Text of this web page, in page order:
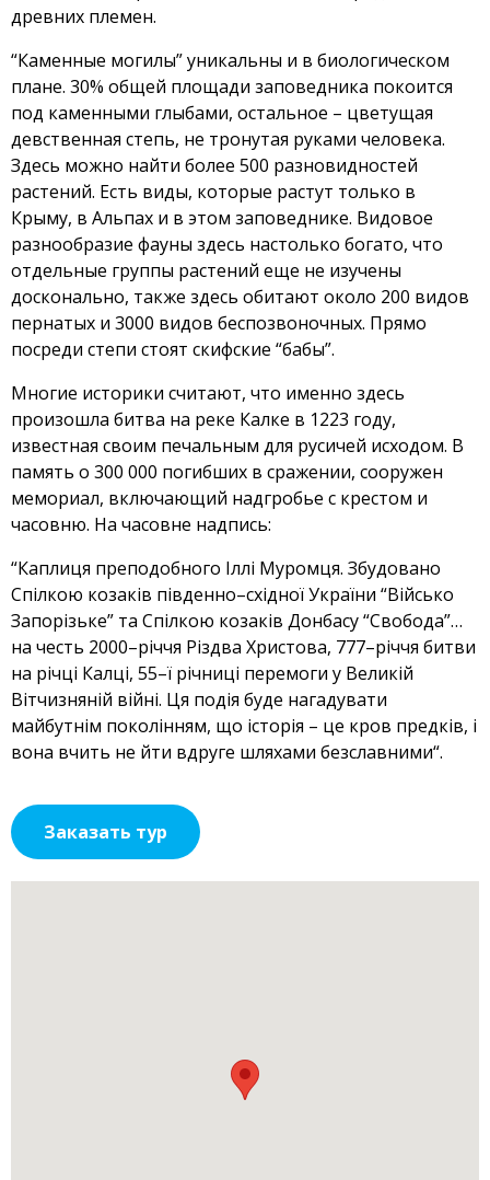
древних племен.
“Каменные могилы” уникальны и в биологическом
плане. 30% общей площади заповедника покоится
под каменными глыбами, остальное – цветущая
девственная степь, не тронутая руками человека.
Здесь можно найти более 500 разновидностей
растений. Есть виды, которые растут только в
Крыму, в Альпах и в этом заповеднике. Видовое
разнообразие фауны здесь настолько богато, что
отдельные группы растений еще не изучены
досконально, также здесь обитают около 200 видов
пернатых и 3000 видов беспозвоночных. Прямо
посреди степи стоят скифские “бабы”.
Многие историки считают, что именно здесь
произошла битва на реке Калке в 1223 году,
известная своим печальным для русичей исходом. В
память о 300 000 погибших в сражении, сооружен
мемориал, включающий надгробье с крестом и
часовню. На часовне надпись:
“Каплиця преподобного Іллі Муромця. Збудовано
Спілкою козаків південно–східної України “Військо
Запорізьке” та Спілкою козаків Донбасу “Свобода”…
на честь 2000–річчя Різдва Христова, 777–річчя битви
на річці Калці, 55–ї річниці перемоги у Великій
Вітчизняній війні. Ця подія буде нагадувати
майбутнім поколінням, що історія – це кров предків, і
вона вчить не йти вдруге шляхами безславними“.
Заказать тур